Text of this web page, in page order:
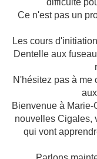
difficulté
Ce n'est pas un
Les cours
Dentelle aux
N'hésitez pas à me
Bienvenue à
nouvelles Cigales,
qui vont